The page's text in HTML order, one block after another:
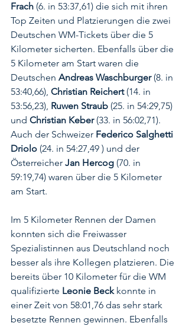
Frach (6. in 53:37,61) die sich mit ihren
Top Zeiten und Platzierungen die zwei
Deutschen WM-Tickets über die 5
Kilometer sicherten. Ebenfalls über die
5 Kilometer am Start waren die
Deutschen Andreas Waschburger (8. in
53:40,66), Christian Reichert (14. in
53:56,23), Ruwen Straub (25. in 54:29,75)
und Christian Keber (33. in 56:02,71).
Auch der Schweizer Federico Salghetti
Driolo (24. in 54:27,49 ) und der
Österreicher Jan Hercog (70. in
59:19,74) waren über die 5 Kilometer
am Start.
Im 5 Kilometer Rennen der Damen
konnten sich die Freiwasser
Spezialistinnen aus Deutschland noch
besser als ihre Kollegen platzieren. Die
bereits über 10 Kilometer für die WM
qualifizierte Leonie Beck konnte in
einer Zeit von 58:01,76 das sehr stark
besetzte Rennen gewinnen. Ebenfalls